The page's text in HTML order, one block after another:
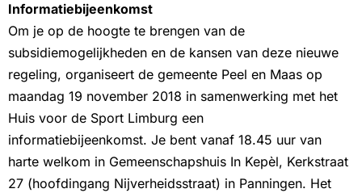
Informatiebijeenkomst
Om je op de hoogte te brengen van de
subsidiemogelijkheden en de kansen van deze nieuwe
regeling, organiseert de gemeente Peel en Maas op
maandag 19 november 2018 in samenwerking met het
Huis voor de Sport Limburg een
informatiebijeenkomst. Je bent vanaf 18.45 uur van
harte welkom in Gemeenschapshuis In Kepèl, Kerkstraat
27 (hoofdingang Nijverheidsstraat) in Panningen. Het